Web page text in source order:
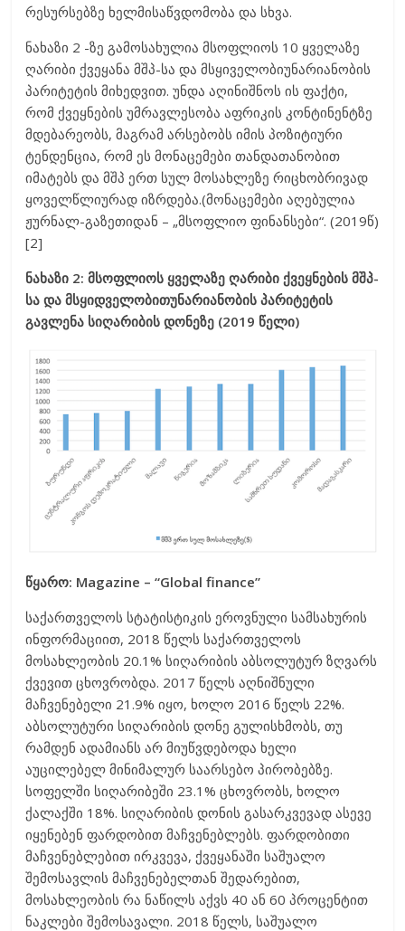
რესურსებზე ხელმისაწვდომობა და სხვა.
ნახაზი 2 -ზე გამოსახულია მსოფლიოს 10 ყველაზე
ღარიბი ქვეყანა მშპ-სა და მსყიველობიუნარიანობის
პარიტეტის მიხედვით. უნდა აღინიშნოს ის ფაქტი,
რომ ქვეყნების უმრავლესობა აფრიკის კონტინენტზე
მდებარეობს, მაგრამ არსებობს იმის პოზიტიური
ტენდენცია, რომ ეს მონაცემები თანდათანობით
იმატებს და მშპ ერთ სულ მოსახლეზე რიცხობრივად
ყოველწლიურად იზრდება.(მონაცემები აღებულია
ჟურნალ-გაზეთიდან – „მსოფლიო ფინანსები“. (2019წ)
[2]
ნახაზი 2: მსოფლიოს ყველაზე ღარიბი ქვეყნების მშპ-
სა და მსყიდველობითუნარიანობის პარიტეტის
გავლენა სიღარიბის დონეზე (2019 წელი)
წყარო: Magazine – “Global finance”
საქართველოს სტატისტიკის ეროვნული სამსახურის
ინფორმაციით, 2018 წელს საქართველოს
მოსახლეობის 20.1% სიღარიბის აბსოლუტურ ზღვარს
ქვევით ცხოვრობდა. 2017 წელს აღნიშნული
მაჩვენებელი 21.9% იყო, ხოლო 2016 წელს 22%.
აბსოლუტური სიღარიბის დონე გულისხმობს, თუ
რამდენ ადამიანს არ მიუწვდებოდა ხელი
აუცილებელ მინიმალურ საარსებო პირობებზე.
სოფელში სიღარიბეში 23.1% ცხოვრობს, ხოლო
ქალაქში 18%. სიღარიბის დონის გასარკვევად ასევე
იყენებენ ფარდობით მაჩვენებლებს. ფარდობითი
მაჩვენებლებით ირკვევა, ქვეყანაში საშუალო
შემოსავლის მაჩვენებელთან შედარებით,
მოსახლეობის რა ნაწილს აქვს 40 ან 60 პროცენტით
ნაკლები შემოსავალი. 2018 წელს, საშუალო